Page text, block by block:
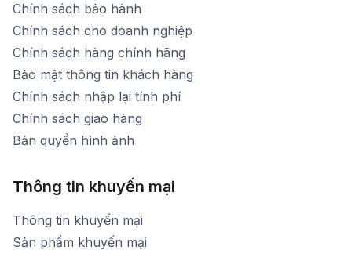
Chính sách bảo hành
Chính sách cho doanh nghiệp
Chính sách hàng chính hãng
Bảo mật thông tin khách hàng
Chính sách nhập lại tính phí
Chính sách giao hàng
Bản quyền hình ảnh
Thông tin khuyến mại
Thông tin khuyến mại
Sản phẩm khuyến mại